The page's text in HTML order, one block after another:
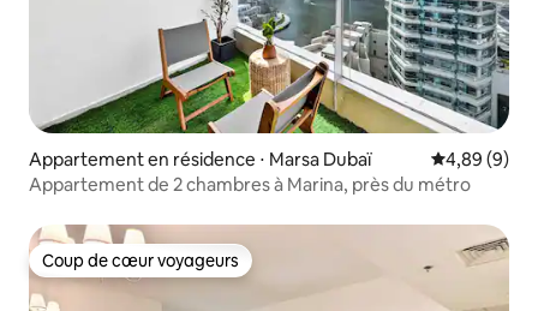
Appartement en résidence ⋅ Marsa Dubaï Évaluation
4,89 (9)
Appartement de 2 chambres à Marina, près du métro
Coup de cœur voyageurs
Coup de cœur voyageurs